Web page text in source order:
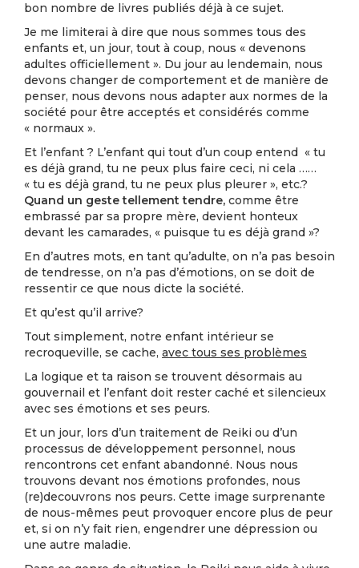
bon nombre de livres publiés déjà à ce sujet.
Je me limiterai à dire que nous sommes tous des
enfants et, un jour, tout à coup, nous « devenons
adultes officiellement ». Du jour au lendemain, nous
devons changer de comportement et de manière de
penser, nous devons nous adapter aux normes de la
société pour être acceptés et considérés comme
« normaux ».
Et l’enfant ? L’enfant qui tout d’un coup entend « tu
es déjà grand, tu ne peux plus faire ceci, ni cela ……
« tu es déjà grand, tu ne peux plus pleurer », etc.?
Quand un geste tellement tendre, comme être
embrassé par sa propre mère, devient honteux
devant les camarades, « puisque tu es déjà grand »?
En d’autres mots, en tant qu’adulte, on n’a pas besoin
de tendresse, on n’a pas d’émotions, on se doit de
ressentir ce que nous dicte la société.
Et qu’est qu’il arrive?
Tout simplement, notre enfant intérieur se
recroqueville, se cache, avec tous ses problèmes
La logique et ta raison se trouvent désormais au
gouvernail et l’enfant doit rester caché et silencieux
avec ses émotions et ses peurs.
Et un jour, lors d’un traitement de Reiki ou d’un
processus de développement personnel, nous
rencontrons cet enfant abandonné. Nous nous
trouvons devant nos émotions profondes, nous
(re)decouvrons nos peurs. Cette image surprenante
de nous-mêmes peut provoquer encore plus de peur
et, si on n’y fait rien, engendrer une dépression ou
une autre maladie.